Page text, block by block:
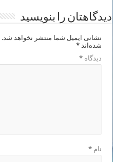
دیدگاهتان را بنویسید
نشانی ایمیل شما منتشر نخواهد شد.
شده‌اند*
دیدگاه*
نام*